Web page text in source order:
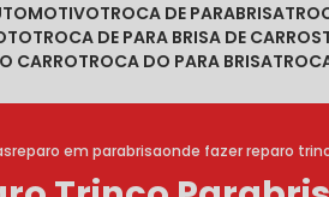
TROCA DE PARABRISA
TROCA DE PARA BRISA DE CARROS
CARRO TROCA DO PARA BRISA
reparo em parabrisaonde fazer reparo